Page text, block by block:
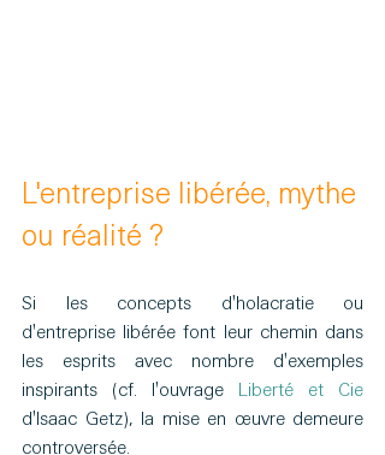
L'entreprise libérée, mythe
ou réalité ?
Si les concepts d'holacratie ou
d'entreprise libérée font leur chemin dans
les esprits avec nombre d'exemples
inspirants (cf. l'ouvrage Liberté et Cie
d'Isaac Getz), la mise en œuvre demeure
controversée.